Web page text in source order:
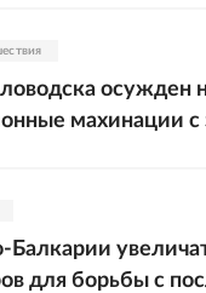
осужден
махинации с
Балкарии
для борьбы с